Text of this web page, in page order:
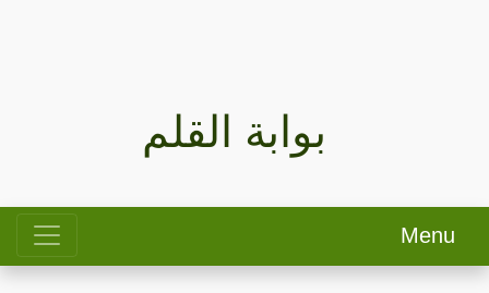
بوابة القلم
Menu